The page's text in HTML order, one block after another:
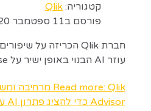
קטגוריה:Qlik
פורסם ב11 ספטמבר 2020
עוזר AI הבנוי באופן ישיר על Qlik Sense.
Advisor כדי להציג פתרון AI עוצמתי בענן